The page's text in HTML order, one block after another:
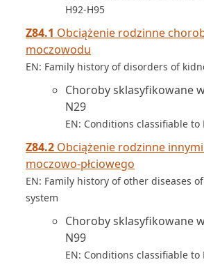
H92-H95
Z84.1 Obciążenie rodzinne
moczowodu
EN: Family history of disorders of
Choroby sklasyfikowane
N29
EN: Conditions classifiable to
Z84.2 Obciążenie rodzinne
moczowo-płciowego
EN: Family history of other diseases
system
Choroby sklasyfikowane
N99
EN: Conditions classifiable to